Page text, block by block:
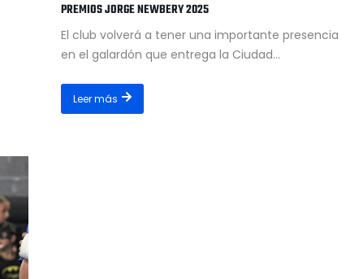
PREMIOS JORGE NEWBERY 2025
El club volverá a tener una importante presencia
en el galardón que entrega la Ciudad...
Leer más